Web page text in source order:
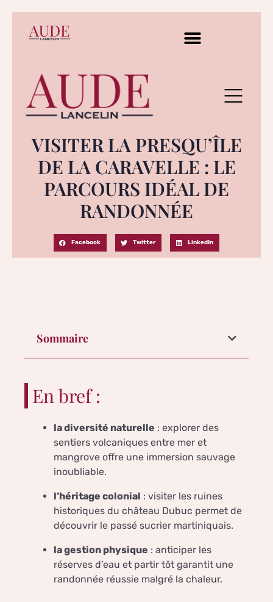
VISITER LA PRESQU’ÎLE
DE LA CARAVELLE : LE
PARCOURS IDÉAL DE
RANDONNÉE
Facebook Twitter LinkedIn
Sommaire
En bref :
la diversité naturelle : explorer des
sentiers volcaniques entre mer et
mangrove offre une immersion sauvage
inoubliable.
l’héritage colonial : visiter les ruines
historiques du château Dubuc permet de
découvrir le passé sucrier martiniquais.
la gestion physique : anticiper les
réserves d’eau et partir tôt garantit une
randonnée réussie malgré la chaleur.